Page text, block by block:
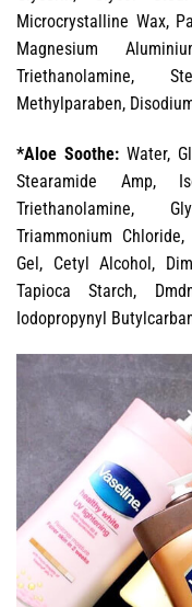
Microcrystalline Wax,
Magnesium
Triethanolamine,
Methylparaben,
*Aloe Soothe: Water,
Stearamide Amp,
Triethanolamine,
Triammonium
Gel, Cetyl Alcohol,
Tapioca Starch,
Iodopropynyl